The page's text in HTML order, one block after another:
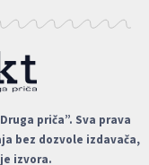
priča”. Sva prava
bez dozvole izdavača,
izvora.